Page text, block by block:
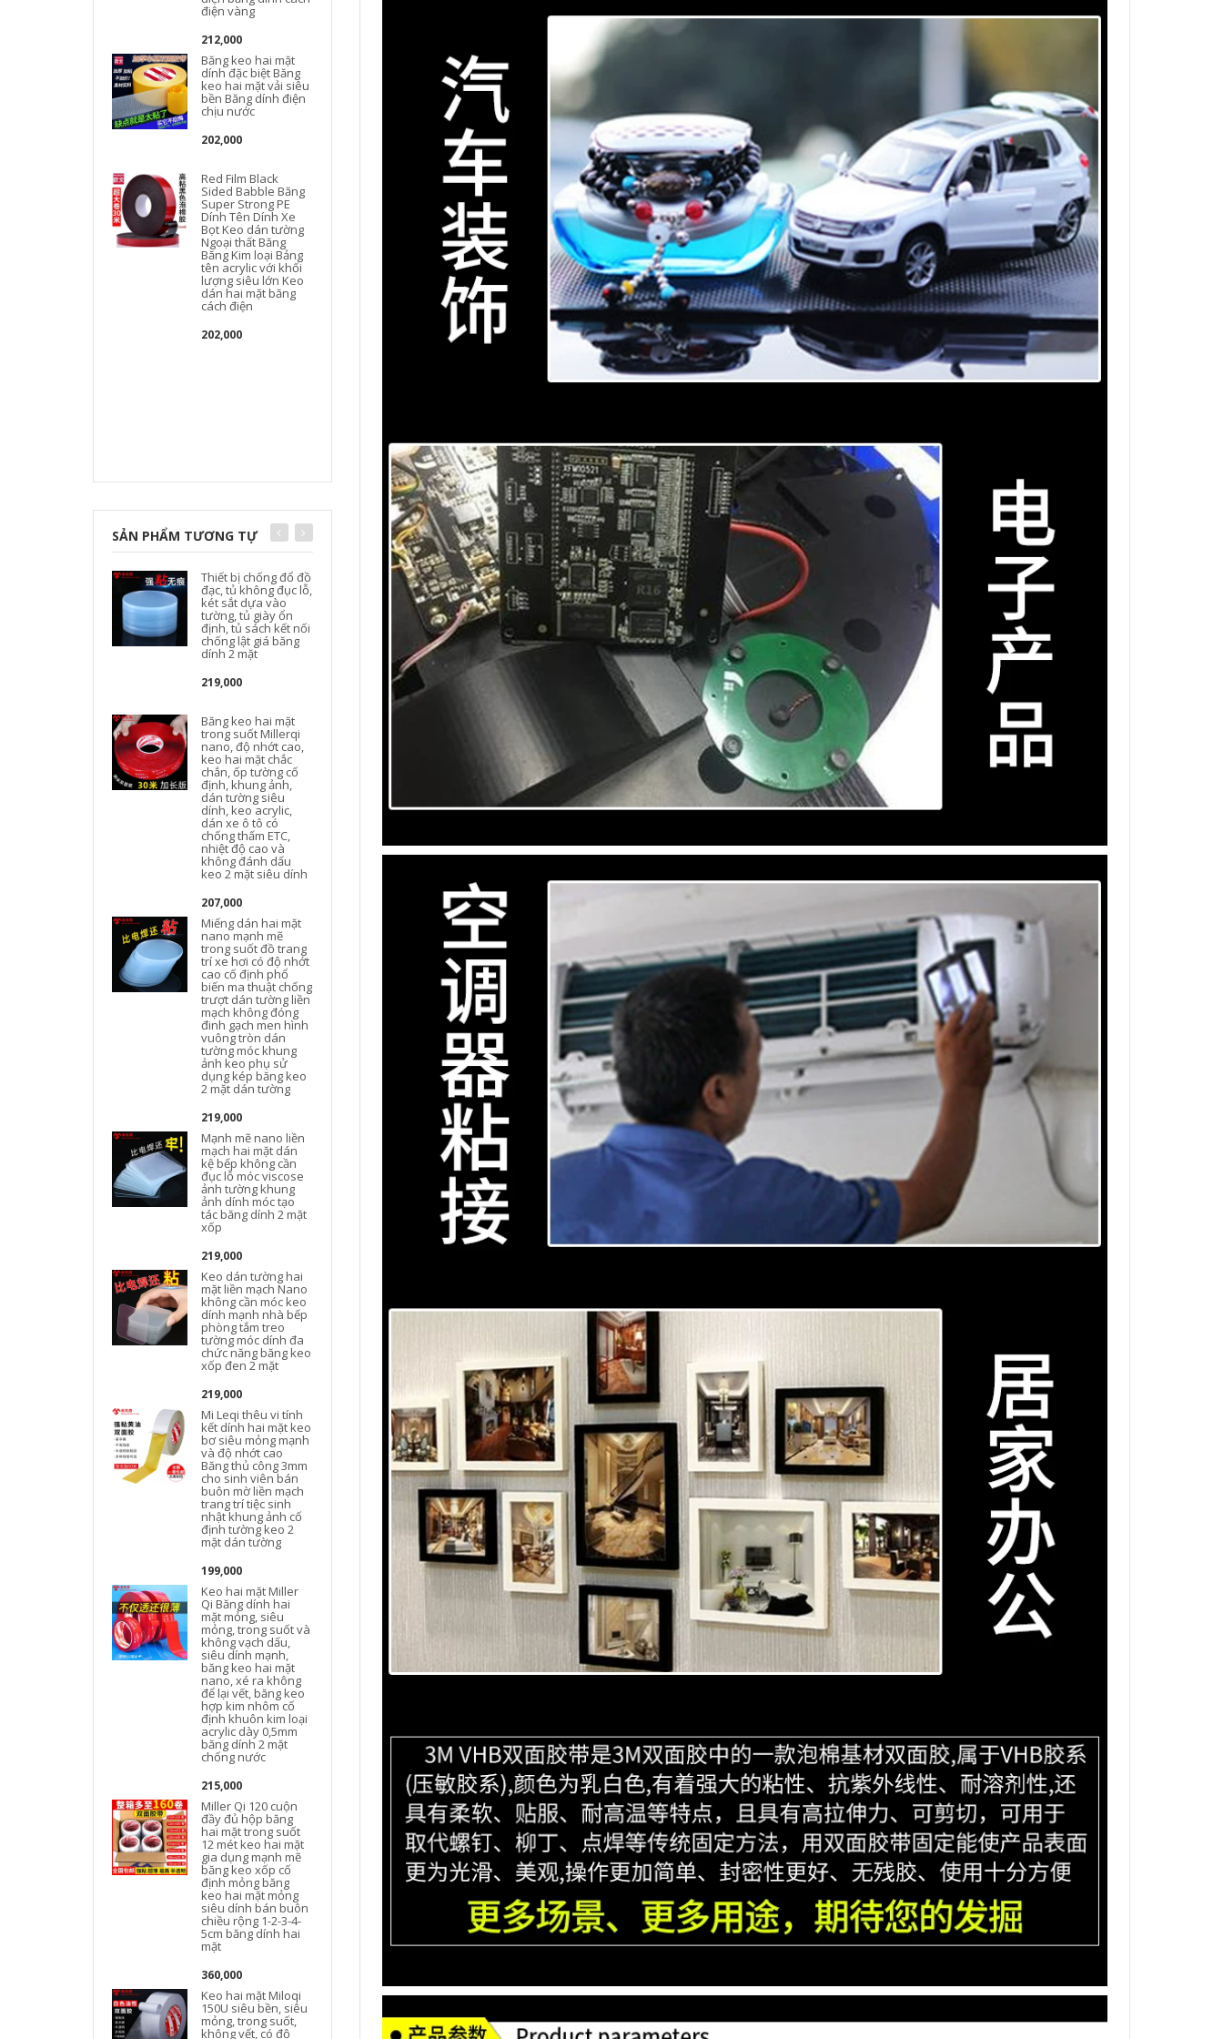
điện vàng
212,000
Băng keo hai mặt
dính đặc biệt Băng
keo hai mặt vải siêu
bền Băng dính điện
chịu nước
202,000
Red Film Black
Sided Babble Băng
Super Strong PE
Dính Tên Dính Xe
Bọt Keo dán tường
Ngoại thất Băng
Băng Kim loại Bảng
tên acrylic với khối
lượng siêu lớn Keo
dán hai mặt băng
cách điện
202,000
Băng keo hai mặt
3M300LSE PET siêu
mỏng, chắc chắn,
không đánh dấu,
băng keo hai mặt
3M9495LE trong
suốt có độ kết dính
cao, bảng tên cố
định màn hình hiển
thị điện, băng keo
hai mặt siêu dính
trên ô tô băng keo
cách điện màu vàng
Băng keo hai mặt
hãng, siêu mỏng, độ
dẻo cao, không
203,000
băng băng dính
cách điện vàng
222,000
mạnh thêu bơ Băng
keo hai mặt văn
phòng giấy bông
siêu mỏng màu
trắng Băng keo hai
mặt 10 mét Hướng
dẫn sử dụng Băng
keo hai mặt thường
được sử dụng băng
keo hai mặt có độ
nhớt cao băng keo
hai mặt siêu bền
băng keo đen cách
điện
214,000
Băng keo hai mặt
xốp trắng 3M1600T
bọt biển mạnh mẽ
móc biển tên ô tô
199,000
SẢN PHẨM TƯƠNG TỰ
Thiết bị chống đổ đồ
đạc, tủ không đục lỗ,
két sắt dựa vào
tường, tủ giày ổn
định, tủ sách kết nối
chống lật giá băng
dính 2 mặt
219,000
Băng keo hai mặt
trong suốt Millerqi
nano, độ nhớt cao,
keo hai mặt chắc
chắn, ốp tường cố
định, khung ảnh,
dán tường siêu
dính, keo acrylic,
dán xe ô tô có
chống thấm ETC,
nhiệt độ cao và
không đánh dấu
keo 2 mặt siêu dính
207,000
Miếng dán hai mặt
nano mạnh mẽ
trong suốt đồ trang
trí xe hơi có độ nhớt
cao cố định phổ
biến ma thuật chống
trượt dán tường liền
mạch không đóng
đinh gạch men hình
vuông tròn dán
tường móc khung
ảnh keo phụ sử
dụng kép băng keo
2 mặt dán tường
219,000
Mạnh mẽ nano liền
mạch hai mặt dán
kệ bếp không cần
đục lỗ móc viscose
ảnh tường khung
ảnh dính móc tạo
tác băng dính 2 mặt
xốp
219,000
Keo dán tường hai
mặt liền mạch Nano
không cần móc keo
dính mạnh nhà bếp
phòng tắm treo
tường móc dính đa
chức năng băng keo
xốp đen 2 mặt
219,000
Mi Leqi thêu vi tính
kết dính hai mặt keo
bơ siêu mỏng mạnh
và độ nhớt cao
Băng thủ công 3mm
cho sinh viên bán
buôn mờ liền mạch
trang trí tiệc sinh
nhật khung ảnh cố
định tường keo 2
mặt dán tường
199,000
Keo hai mặt Miller
Qi Băng dính hai
mặt mỏng, siêu
mỏng, trong suốt và
không vạch dấu,
siêu dính mạnh,
băng keo hai mặt
nano, xé ra không
để lại vết, băng keo
hợp kim nhôm cố
định khuôn kim loại
acrylic dày 0,5mm
băng dính 2 mặt
chống nước
215,000
Miller Qi 120 cuộn
đầy đủ hộp băng
hai mặt trong suốt
12 mét keo hai mặt
gia dụng mạnh mẽ
băng keo xốp cố
định mỏng băng
keo hai mặt mỏng
siêu dính bán buôn
chiều rộng 1-2-3-4-
5cm băng dính hai
mặt
360,000
Keo hai mặt Miloqi
150U siêu bền, siêu
mỏng, trong suốt,
không vết, có độ
Miloqi keo dán hai
mặt siêu mỏng
mạnh mẽ cho học
sinh cầm tay trẻ em
dễ dàng xé đồ dùng
văn phòng Băng
keo xốp độ nhớt
cao không để lại vết
cố định tường áp
phích băng keo giấy
bán buôn keo xốp
màu đen Miloqi sơn
gạch băng keo
keo sơn giả đá thật
Băng keo giả gạch
dài 50 mét cuộn
băng hai mặt chiều
rộng 1-2-3-5cm băng
keo xốp 2 mặt siêu
193,000
Miloqi trong suốt
nano hai mặt băng
dính vô hình phổ
quát ma thuật mạnh
mẽ tường có độ
nhớt cao liền mạch
keo nano dán
không đinh đục lỗ
cố định gạch cố định
miễn phí đục lỗ
khung ảnh treo
khung ảnh dán
tường băng keo 2
mặt trong suốt
Băng dính vải hai
mặt chắc chắn, lưới
phích bóng, câu đối,
để lại vết các loại
băng keo 2 mặt
219,000
Băng keo hai mặt
gốc dầu 100U Miloqi
dính chắc chắn, siêu
mỏng mờ, không
dấu vết, dễ xé,
không có keo dư,
nhiệt độ cao 120 độ,
băng keo hai mặt có
độ nhớt cao không
đánh dấu dùng
trong studio, Chiều
rộng 5cm keo 2 mặt
dễ xé, miếng bọt
phòng hai mặt siêu
dính, bán buôn văn
phòng phẩm, gia
đình băng dính 2
mặt giá rẻ
222,000
Miloqi đồ nội thất
chống lại bức tường
tạo tác miễn phí
đấm ghế chống đổ
phù hợp kết nối đồ
nội thất TV quần áo
tủ giày cố định băng
keo 2 mặt 3m
219,000
trong suốt Miếng
dán từ tính tủ lạnh
cao Tranh treo
tường Keo dán
Mi Leqi miếng dán
hai mặt nano trong
suốt siêu mỏng
mạnh mẽ bảng
quảng cáo mã hai
chiều mã nhãn
nhận dạng nhãn
dán cố định khung
ảnh hộp khăn giấy
dán tường không
thấm nước không
để lại dấu vết Giấy
dán hai mặt đa
năng siêu dính băng
dính 2 mặt chuyên
dụng
278,000
trang dán đầy đủ tự
thấm, chống dầu và
chống bám bụi băng
Hộp lưu trữ dải điện
mạnh mẽ hai mặt bộ
định tuyến dải điện
miếng dán tường để
bàn dán tường chất
kết dính liền mạch
băng dính trong 2
mặt
261,000
Mạnh mẽ nano liền
mạch miếng dán hai
mặt trong suốt ghi
trang trí xe có độ
nhớt cao trong suốt
viscose miếng dán
tròn chống trượt
không thấm nước
băng dính hai mặt
siêu chắc
219,000
chống rơi miếng dán
sling Dress vô hình
hai mặt dán liền
mạch keo 2 mặt đen
219,000
Mi Leqi bong bóng
liền mạch phân phối
tròn trong suốt độ
nhớt cao phòng
cưới tiệc sinh nhật
bố trí ngày lễ cưới
xe cưới bong bóng
trang trí băng dính 1
gói 100 miếng xé ra
không để lại vết
băng keo 2 mặt dán
tường
193,000
Mạnh mẽ, siêu
mỏng và siêu mịn
sửa chữa màn hình
khung điện thoại di
động Băng keo hai
mặt chuyên dụng,
chống rò rỉ và thấm
nước, màu đen và
bảng băng keo băng
keo 2 mặt giá rẻ
198,000
Công tắc miếng dán
chống bụi trang trí
tường chặn ổ cắm
miếng dán cố định
hàng cắm miếng
dán tường hai mặt
liền mạch miếng dán
nano hai mặt liền
mạch băng keo 2
mặt dán tường
219,000
biệt cho câu đối Lễ
hội mùa xuân Câu
2021 hình ảnh năm
mới sáng tạo Hình